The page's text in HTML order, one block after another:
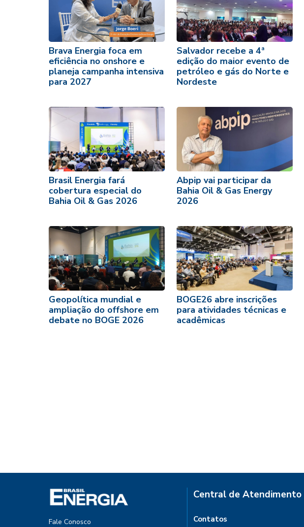
Brava Energia foca em
eficiência no onshore e
planeja campanha intensiva
para 2027
Salvador recebe a 4ª
edição do maior evento de
petróleo e gás do Norte e
Nordeste
Brasil Energia fará
cobertura especial do
Bahia Oil & Gas 2026
Abpip vai participar da
Bahia Oil & Gas Energy
2026
Geopolítica mundial e
ampliação do offshore em
debate no BOGE 2026
BOGE26 abre inscrições
para atividades técnicas e
acadêmicas
Fale Conosco
Central de Atendimento
Contatos